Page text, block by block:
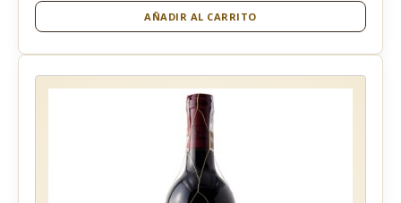
AÑADIR AL CARRITO